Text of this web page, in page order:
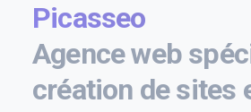
Picasseo
Agence web
création de sites